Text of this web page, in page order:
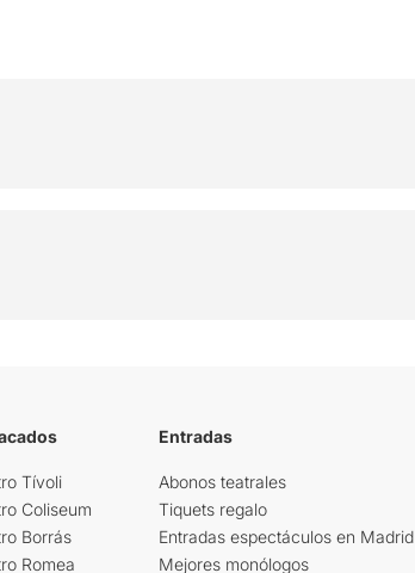
Tívoli
Coliseum
Borrás
Romea
Entradas
Abonos teatrales
Tiquets regalo
Entradas espectáculos en Madrid
Mejores monólogos